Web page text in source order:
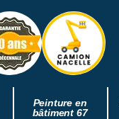
Peinture en
bâtiment 67